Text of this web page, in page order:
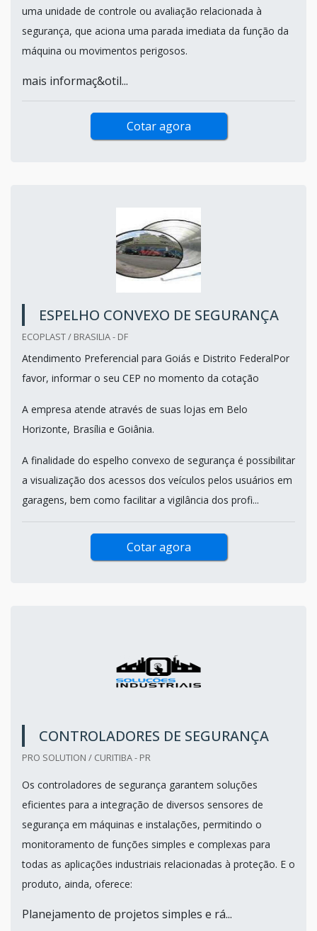
uma unidade de controle ou avaliação relacionada à
segurança, que aciona uma parada imediata da função da
máquina ou movimentos perigosos.
mais informaç&otil...
Cotar agora
ESPELHO CONVEXO DE SEGURANÇA
ECOPLAST / BRASILIA - DF
Atendimento Preferencial para Goiás e Distrito FederalPor
favor, informar o seu CEP no momento da cotação
A empresa atende através de suas lojas em Belo
Horizonte, Brasília e Goiânia.
A finalidade do espelho convexo de segurança é possibilitar
a visualização dos acessos dos veículos pelos usuários em
garagens, bem como facilitar a vigilância dos profi...
Cotar agora
CONTROLADORES DE SEGURANÇA
PRO SOLUTION / CURITIBA - PR
Os controladores de segurança garantem soluções
eficientes para a integração de diversos sensores de
segurança em máquinas e instalações, permitindo o
monitoramento de funções simples e complexas para
todas as aplicações industriais relacionadas à proteção. E o
produto, ainda, oferece:
Planejamento de projetos simples e rá...